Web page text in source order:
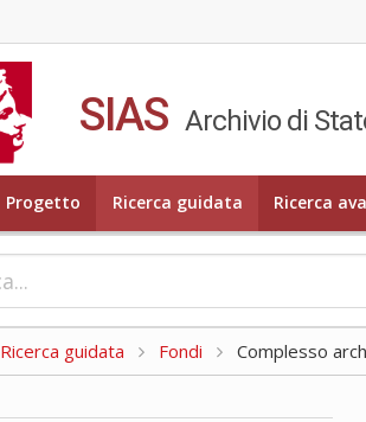
SIAS Archivio di
Progetto Ricerca guidata Ricerca
Ricerca guidata Fondi Complesso